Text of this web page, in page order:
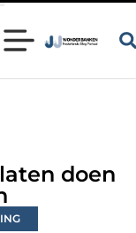
in Bunschoten?
doen